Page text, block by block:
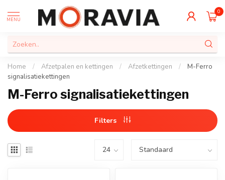
MENU
0
Home / Afzetpalen en kettingen / Afzetkettingen /
M-Ferro
signalisatiekettingen
M-Ferro signalisatiekettingen
Filters